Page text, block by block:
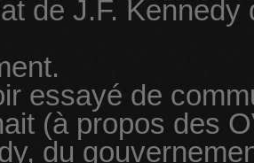
de J.F. Kennedy
essayé de
(à propos des
du